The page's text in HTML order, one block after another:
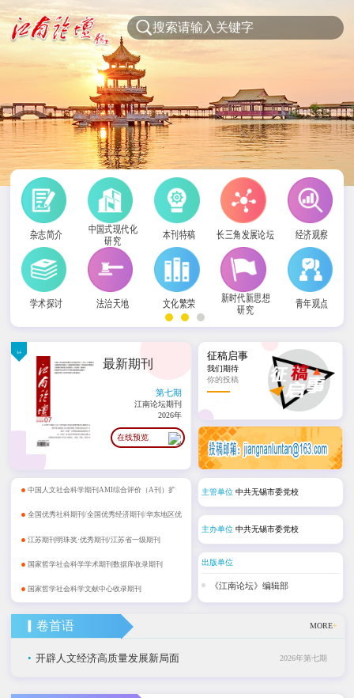
杂志简介
中国式现代化
研究
本刊特稿 长三角发展论坛 经济观察
学术探讨 法治天地 文化繁荣
新时代新思想
研究
青年观点
社科
最新期刊
第七期
江南论坛期刊
2026年
在线预览
征稿启事
我们期待
你的投稿
• 中国人文社会科学期刊AMI综合评价（A刊）扩
展期刊
• 全国优秀社科期刊/全国优秀经济期刊/华东地区优
秀期刊
• 江苏期刊明珠奖·优秀期刊/江苏省一级期刊
• 国家哲学社会科学学术期刊数据库收录期刊
• 国家哲学社会科学文献中心收录期刊
主管单位 中共无锡市委党校
主办单位 中共无锡市委党校
出版单位
《江南论坛》编辑部
▎卷首语 MORE+
• 开辟人文经济高质量发展新局面 2026年第七期